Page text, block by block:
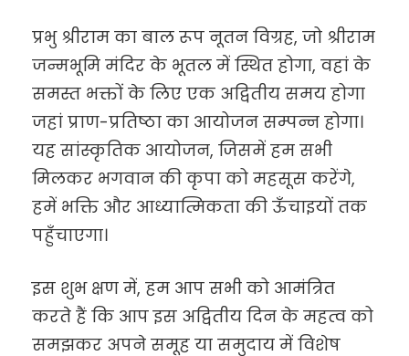
प्रभु श्रीराम का बाल रूप नूतन विग्रह, जो श्रीराम
जन्मभूमि मंदिर के भूतल में स्थित होगा, वहां के
समस्त भक्तों के लिए एक अद्वितीय समय होगा
जहां प्राण-प्रतिष्ठा का आयोजन सम्पन्न होगा।
यह सांस्कृतिक आयोजन, जिसमें हम सभी
मिलकर भगवान की कृपा को महसूस करेंगे,
हमें भक्ति और आध्यात्मिकता की ऊँचाइयों तक
पहुँचाएगा।
इस शुभ क्षण में, हम आप सभी को आमंत्रित
करते हैं कि आप इस अद्वितीय दिन के महत्व को
समझकर अपने समूह या समुदाय में विशेष